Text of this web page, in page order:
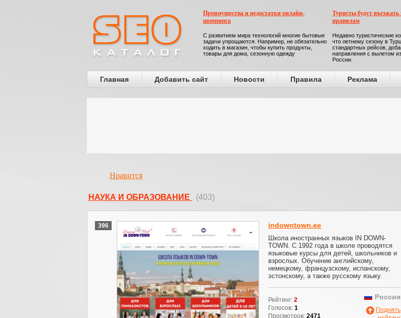
Преимущества и недостатки онлайн-
шоппинга
С развитием мира технологий многие бытовые
задачи упрощаются. Например, не обязательно
ходить в магазин, чтобы купить продукты,
товары для дома, сезонную одежду
Туристы будут
правилам
Недавно туристические
что летнему сезону в
стандартных рейсов,
направления с вылетом
России.
Главная Добавить сайт Новости Правила Реклама
Нравится
НАУКА И ОБРАЗОВАНИЕ (403)
396 indowntown.ee
Школа иностранных языков IN DOWN-
TOWN. С 1992 года в школе проводятся
языковые курсы для детей, школьников и
взрослых. Обучение английскому,
немецкому, французскому, испанскому,
эстонскому, а также русскому языку.
Рейтинг: 2
Голосов: 1
Просмотров: 2471
Россия
Поднять